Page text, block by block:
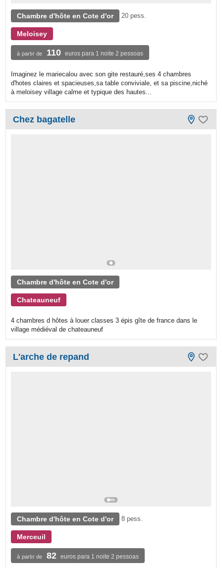
Chambre d'hôte en Cote d'or 20 pess.
Meloisey
à partir de 110 euros para 1 noite 2 pessoas
Imaginez le mariecalou avec son gite restauré,ses 4 chambres
d'hotes claires et spacieuses,sa table conviviale, et sa piscine,niché
à meloisey village calme et typique des hautes...
Chez bagatelle
Chambre d'hôte en Cote d'or
Chateauneuf
4 chambres d hôtes à louer classes 3 épis gîte de france dans le
village médiéval de chateauneuf
L'arche de repand
Chambre d'hôte en Cote d'or 8 pess.
Merceuil
à partir de 82 euros para 1 noite 2 pessoas